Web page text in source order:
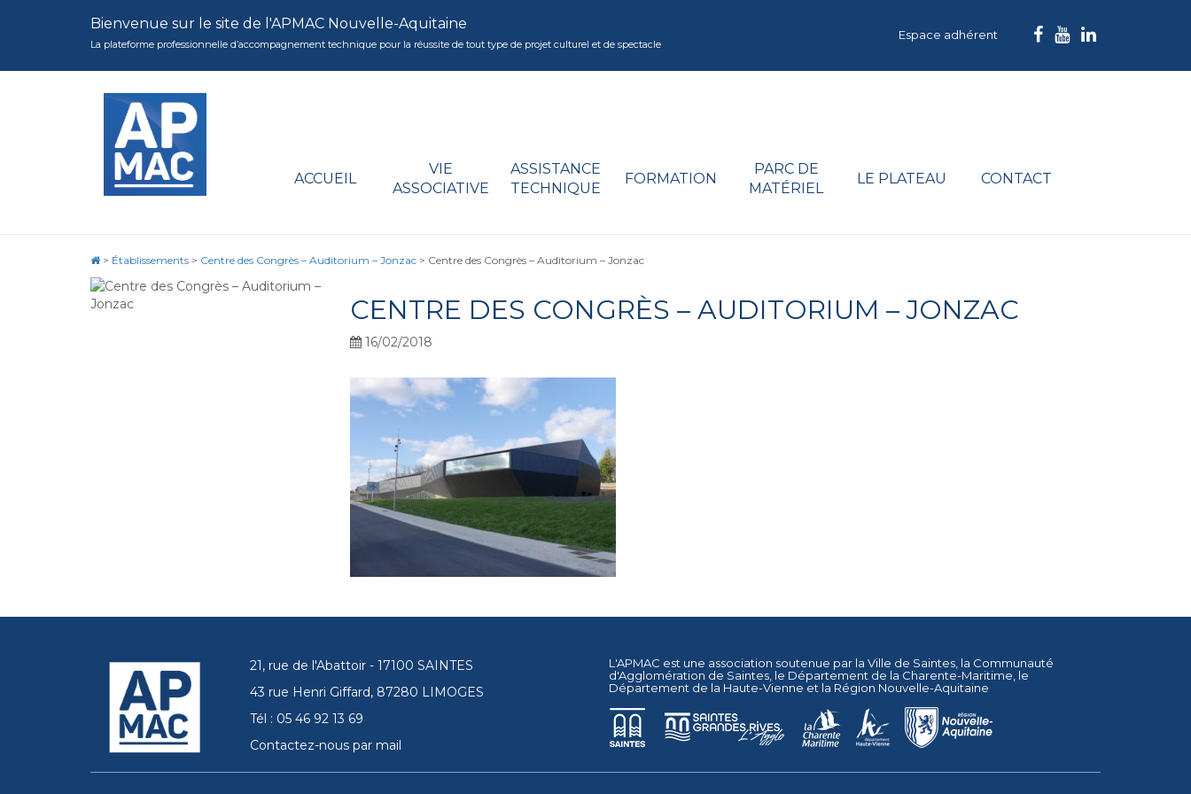
Bienvenue sur le site de l'APMAC Nouvelle-Aquitaine
La plateforme professionnelle d’accompagnement technique pour la réussite de tout type de projet culturel et de spectacle
Espace adhérent
ACCUEIL
VIE
ASSOCIATIVE
ASSISTANCE
TECHNIQUE
FORMATION
PARC DE
MATÉRIEL
LE PLATEAU CONTACT
> Établissements > Centre des Congrès – Auditorium – Jonzac > Centre des Congrès – Auditorium – Jonzac
CENTRE DES CONGRÈS – AUDITORIUM – JONZAC
16/02/2018
21, rue de l'Abattoir - 17100 SAINTES
43 rue Henri Giffard, 87280 LIMOGES
Tél : 05 46 92 13 69
Contactez-nous par mail
L'APMAC est une association soutenue par la Ville de Saintes , la Communauté
d'Agglomération de Saintes , le Département de la Charente-Maritime , le
Département de la Haute-Vienne et la Région Nouvelle-Aquitaine